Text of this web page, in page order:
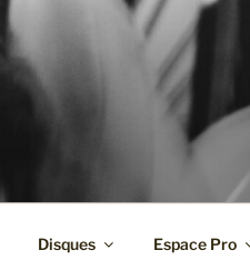
Disques Espace Pro